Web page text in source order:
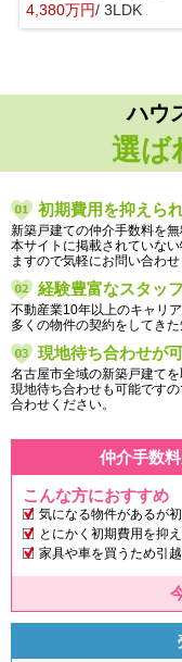
4,380万円/ 3LDK
ハウ
選ば
初期費用を抑えら
新築戸建ての仲介手数料を無
本サイトに掲載されていな
ますので気軽にお問い合わせ
経験豊富なスタッ
不動産業10年以上のキャリ
多くの物件の契約をしてき
現地待ち合わせが
名古屋市全域の新築戸建てを
現地待ち合わせも可能です
合わせください。
仲介手数
こんな方におすすめ
気になる物件があるが
とにかく初期費用を抑
家具や車を買うため引